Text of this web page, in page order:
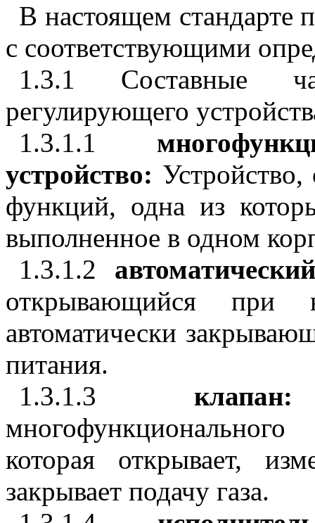
В настоящем
с соответствующими
1.3.1 Составные
регулирующего
1.3.1.1
устройство:
функций, одна из
выполненное в одном
1.3.1.2
открывающийся при
автоматически
питания.
1.3.1.3
которая открывает,
закрывает подачу газа.